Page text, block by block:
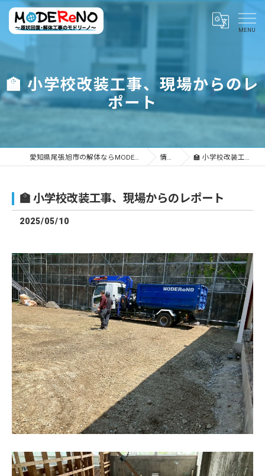
🏫 小学校改装工事、現場からのレ
ポート
愛知県尾張旭市の解体ならMODEReNO ～原状回復・解体工事のモドリーノ～ 情報ブログ 🏫 小学校改装工事、現場からのレポート
🏫 小学校改装工事、現場からのレポート
2025/05/10